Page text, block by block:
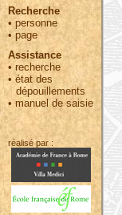
Recherche
• personne
•page
Assistance
• recherche
•état des
dépouillements
•manuel de saisie
réalisé par :